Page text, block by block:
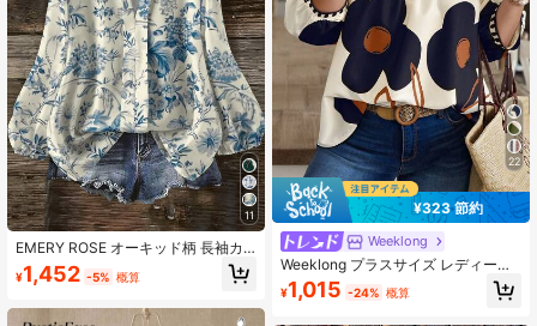
11
EMERY ROSE オーキッド柄 長袖カ
ジュアルシャツ レディース 夏用ブラ
ウス レディース カジュアル モダン
レディースブラウス&トップス
¥1,452 -5% 概算
22
¥323 節約
Weeklong
Weeklong プラスサイズ レディース
フローラル柄 Vネック ランタンスリ
ーブ ルーズブラウス
¥1,015 -24% 概算